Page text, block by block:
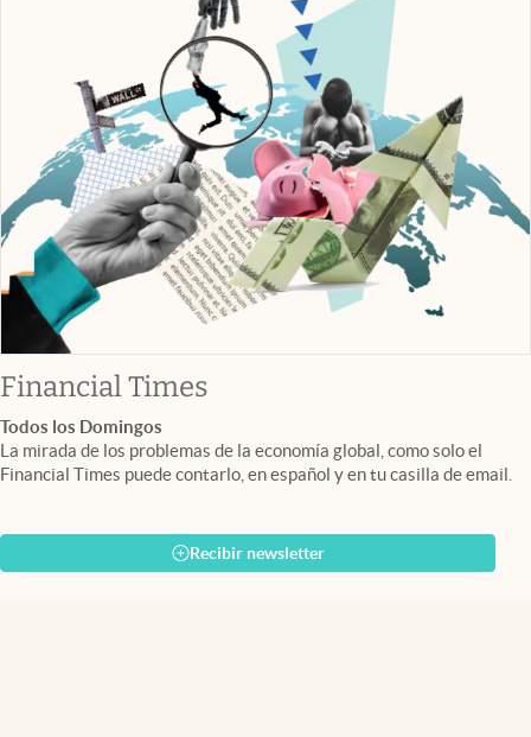
Financial Timesabre en nueva pestaña
Todos los Domingos
La mirada de los problemas de la economía global, como solo el
Financial Times puede contarlo, en español y en tu casilla de email.
Recibir newsletter